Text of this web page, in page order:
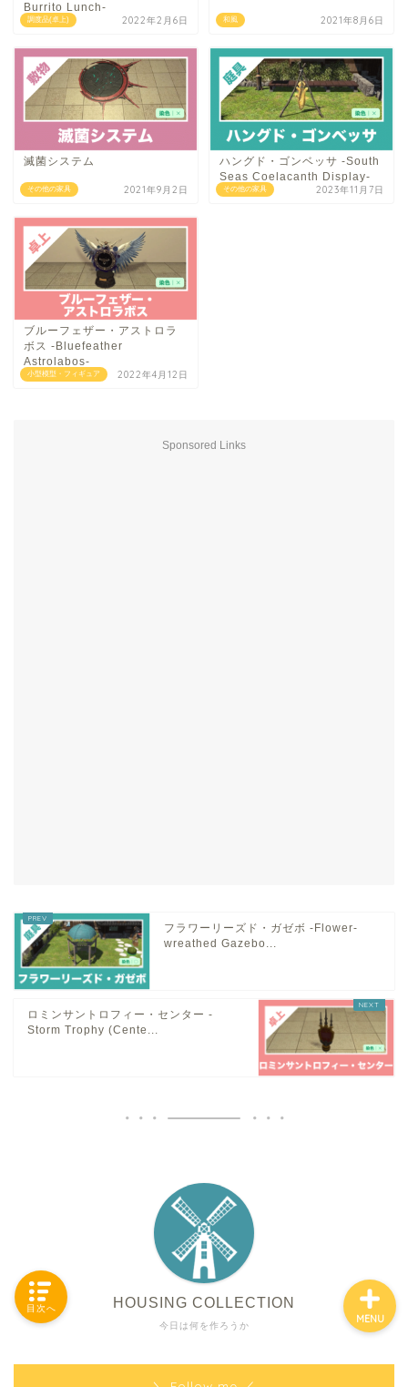
調度品(卓上)
Burrito Lunch-
2022年2月6日 和風 2021年8月6日
その他の家具
滅菌システム
2021年9月2日 その他の家具
ハングド・ゴンベッサ -South
Seas Coelacanth Display-
2023年11月7日
小型模型・フィギュア
ブルーフェザー・アストロラ
ボス -Bluefeather
Astrolabos-
2022年4月12日
Sponsored Links
フラワーリーズド・ガゼボ -Flower-
wreathed Gazebo...
ロミンサントロフィー・センター -
Storm Trophy (Cente...
今日は何を作ろうか
HOUSING COLLECTION
MENU
「カテゴリー」の一覧 -
Category List-
ご要望はコチラから
目次へ